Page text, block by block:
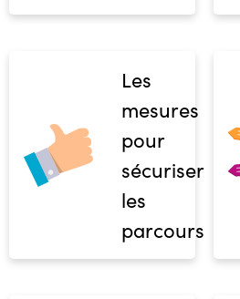
Les
mesures
pour
sécuriser
les
parcours